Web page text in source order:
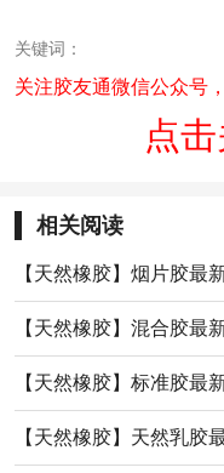
关键词：
关注胶友通微信公众号
点
相关阅读
【天然橡胶】烟片胶最
【天然橡胶】混合胶最
【天然橡胶】标准胶最
【天然橡胶】天然乳胶